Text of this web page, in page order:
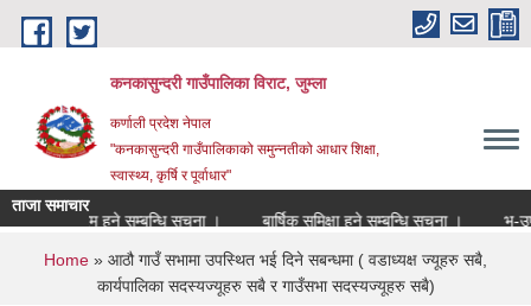
Skip to main content
कनकासुन्दरी गाउँपालिका विराट, जुम्ला
कर्णाली प्रदेश नेपाल
"कनकासुन्दरी गाउँपालिकाको समुन्नतीको आधार शिक्षा,
स्वास्थ्य, कृर्षि र पूर्वाधार"
ताजा समाचार
हुने सम्बन्धि सूचना ।
बार्षिक समिक्षा हुने सम्बन्धि सुचना । भु-
You are here
Home » आठौ गाउँ सभामा उपस्थित भई दिने सबन्धमा ( वडाध्यक्ष ज्यूहरु सबै,
कार्यपालिका सदस्यज्यूहरु सबै र गाउँसभा सदस्यज्यूहरु सबै)